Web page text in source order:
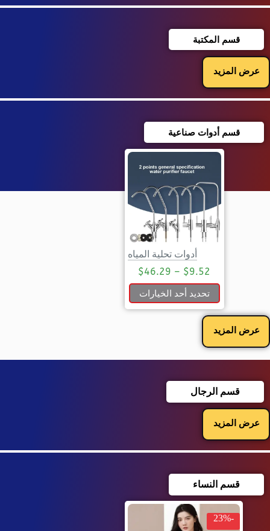
قسم المكتبة
عرض المزيد
قسم أدوات صناعية
أدوات تحلية المياه
$9.52
–
$46.29
تحديد أحد الخيارات
عرض المزيد
قسم الرجال
عرض المزيد
قسم النساء
-23%